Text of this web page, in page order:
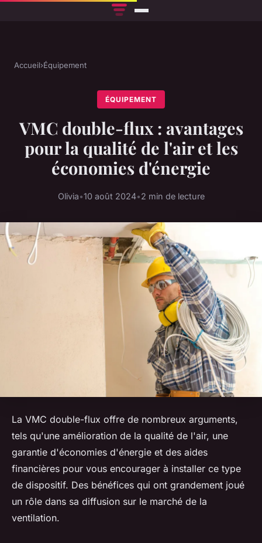
Accueil›Équipement
ÉQUIPEMENT
VMC double-flux : avantages
pour la qualité de l'air et les
économies d'énergie
Olivia•10 août 2024•2 min de lecture
La VMC double-flux offre de nombreux arguments,
tels qu'une amélioration de la qualité de l'air, une
garantie d'économies d'énergie et des aides
financières pour vous encourager à installer ce type
de dispositif. Des bénéfices qui ont grandement joué
un rôle dans sa diffusion sur le marché de la
ventilation.